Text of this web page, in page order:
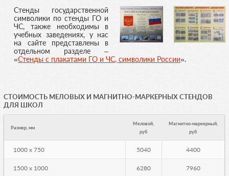
Стенды государственной
символики по стенды ГО и
ЧС, также необходимы в
учебных заведениях, у нас
на сайте представлены в
отдельном разделе –
«Стенды с плакатами ГО и ЧС, символики России».
СТОИМОСТЬ МЕЛОВЫХ И МАГНИТНО-МАРКЕРНЫХ СТЕНДОВ
ДЛЯ ШКОЛ
Размер, мм
Меловой,
руб
Магнитно-маркерный,
руб
1000 х 750 5040 4400
1500 х 1000 6280 7960